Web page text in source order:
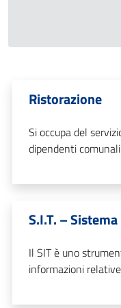
Ristorazione
Si occupa del
dipendenti
S.I.T. –
Il SIT è uno
informazioni